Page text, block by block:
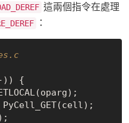
這兩個指令在處理
：
--)) {